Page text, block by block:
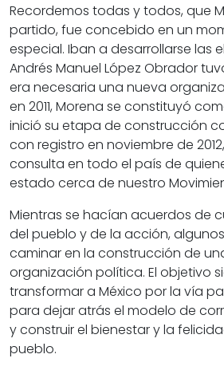
Recordemos todas y todos, que
partido, fue concebido en un
especial. Iban a desarrollarse las
Andrés Manuel López Obrador
era necesaria una nueva
en 2011, Morena se constituyó
inició su etapa de construcción
con registro en noviembre de
consulta en todo el país de
estado cerca de nuestro
Mientras se hacían acuerdos de
del pueblo y de la acción,
caminar en la construcción de
organización política. El objetivo
transformar a México por la vía
para dejar atrás el modelo de
y construir el bienestar y la
pueblo.